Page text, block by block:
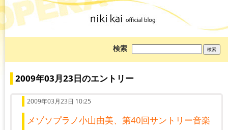
検索
を
索:
2009年03月23日のエントリー
2009年03月23日 10:25
メゾソプラノ小山由美、第40回サントリー音楽